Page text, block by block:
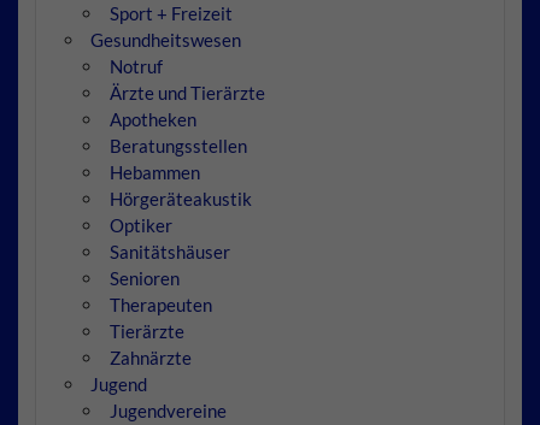
Sport + Freizeit
Gesundheitswesen
Notruf
Ärzte und Tierärzte
Apotheken
Beratungsstellen
Hebammen
Hörgeräteakustik
Optiker
Sanitätshäuser
Senioren
Therapeuten
Tierärzte
Zahnärzte
Jugend
Jugendvereine